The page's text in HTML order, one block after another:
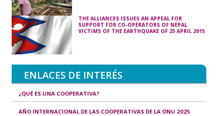
THE ALLIANCES ISSUES AN APPEAL FOR
SUPPORT FOR CO-OPERATORS OF NEPAL
VICTIMS OF THE EARTHQUAKE OF 25 APRIL 2015
ENLACES DE INTERÉS
¿QUÉ ES UNA COOPERATIVA?
AÑO INTERNACIONAL DE LAS COOPERATIVAS DE LA ONU 2025